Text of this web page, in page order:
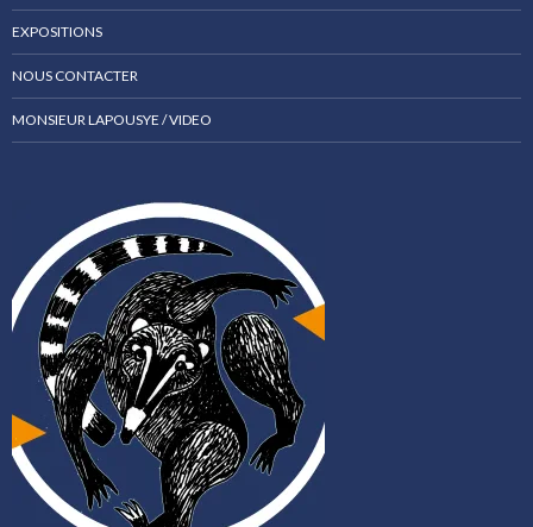
EXPOSITIONS
NOUS CONTACTER
MONSIEUR LAPOUSYE / VIDEO